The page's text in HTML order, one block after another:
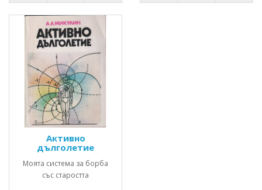
Активно
дълголетие
Моята система за борба
със старостта